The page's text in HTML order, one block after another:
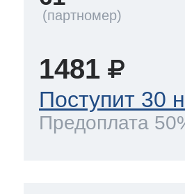
1481
Поступит 30
Предоплата